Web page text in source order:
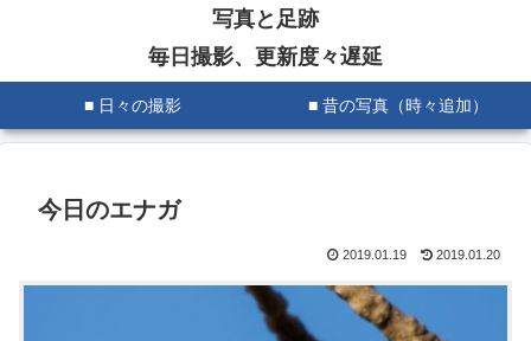
写真と足跡
毎日撮影、更新度々遅延
■ 日々の撮影 ■ 昔の写真（時々追加）
今日のエナガ
2019.01.19 2019.01.20